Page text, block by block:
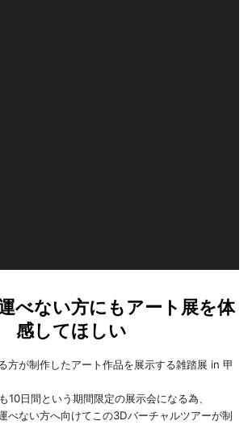
べない方にもアート展を体
感してほしい
方が制作したアート作品を展示する雑踏展 in 甲
10日間という期間限定の展示会になる為、
べない方へ向けてこの3Dバーチャルツアーが制